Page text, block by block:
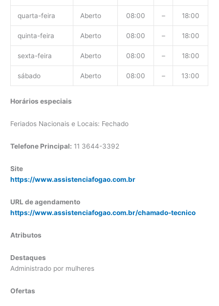
quarta-feira Aberto 08:00 – 18:00
quinta-feira Aberto 08:00 – 18:00
sexta-feira Aberto 08:00 – 18:00
sábado Aberto 08:00 – 13:00
Horários especiais
Feriados Nacionais e Locais: Fechado
Telefone Principal: 11 3644-3392
Site
https://www.assistenciafogao.com.br
URL de agendamento
https://www.assistenciafogao.com.br/chamado-tecnico
Atributos
Destaques
Administrado por mulheres
Ofertas